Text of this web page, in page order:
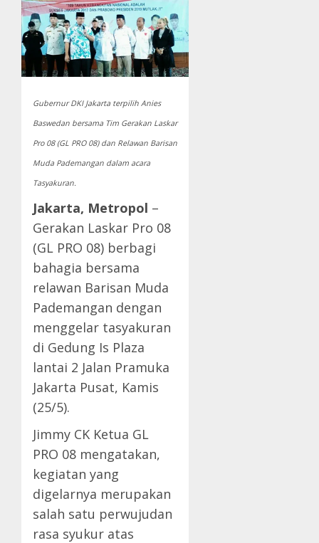
Gubernur DKI Jakarta terpilih Anies
Baswedan bersama Tim Gerakan Laskar
Pro 08 (GL PRO 08) dan Relawan Barisan
Muda Pademangan dalam acara
Tasyakuran.
Jakarta, Metropol –
Gerakan Laskar Pro 08
(GL PRO 08) berbagi
bahagia bersama
relawan Barisan Muda
Pademangan dengan
menggelar tasyakuran
di Gedung Is Plaza
lantai 2 Jalan Pramuka
Jakarta Pusat, Kamis
(25/5).
Jimmy CK Ketua GL
PRO 08 mengatakan,
kegiatan yang
digelarnya merupakan
salah satu perwujudan
rasa syukur atas